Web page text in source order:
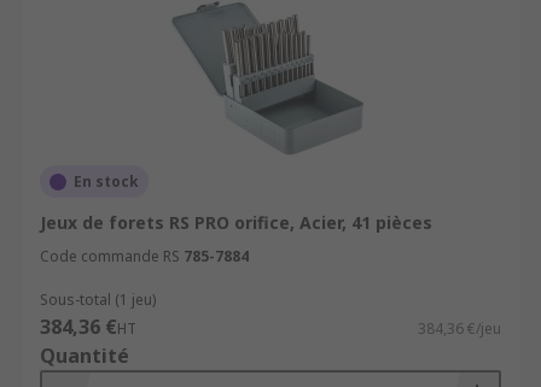
En stock
Jeux de forets RS PRO orifice, Acier, 41 pièces
Code commande RS 785-7884
Sous-total (1 jeu)
384,36 €HT 384,36 €/jeu
Quantité